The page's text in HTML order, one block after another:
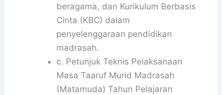
beragama, dan Kurikulum Berbasis
Cinta (KBC) dalam
penyelenggaraan pendidikan
madrasah.
c. Petunjuk Teknis Pelaksanaan
Masa Taaruf Murid Madrasah
(Matamuda) Tahun Pelajaran